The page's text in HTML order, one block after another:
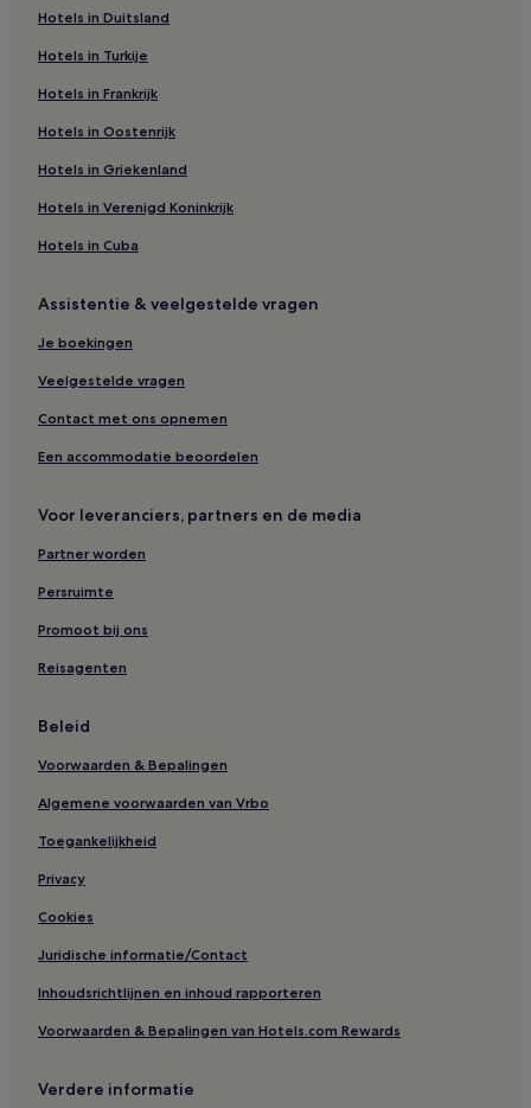
Hotels in Duitsland
Hotels in Turkije
Hotels in Frankrijk
Hotels in Oostenrijk
Hotels in Griekenland
Hotels in Verenigd Koninkrijk
Hotels in Cuba
Assistentie & veelgestelde vragen
Je boekingen
Veelgestelde vragen
Contact met ons opnemen
Een accommodatie beoordelen
Voor leveranciers, partners en de media
Partner worden
Persruimte
Promoot bij ons
Reisagenten
Beleid
Voorwaarden & Bepalingen
Algemene voorwaarden van Vrbo
Toegankelijkheid
Privacy
Cookies
Juridische informatie/Contact
Inhoudsrichtlijnen en inhoud rapporteren
Voorwaarden & Bepalingen van Hotels.com Rewards
Verdere informatie